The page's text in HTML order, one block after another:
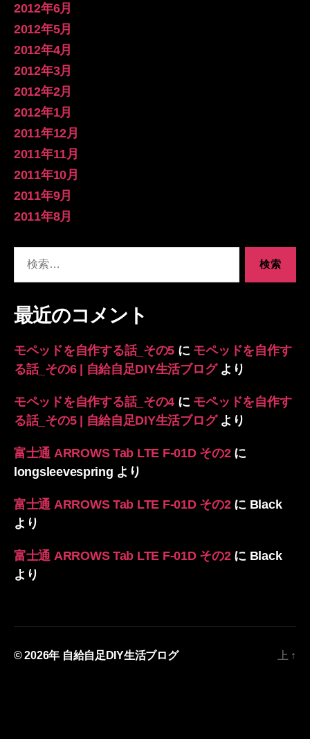
2012年6月
2012年5月
2012年4月
2012年3月
2012年2月
2012年1月
2011年12月
2011年11月
2011年10月
2011年9月
2011年8月
象:
最近のコメント
モペッドを自作する話_その5 に モペッドを自作す
る話_その6 | 自給自足DIY生活ブログより
モペッドを自作する話_その4 に モペッドを自作す
る話_その5 | 自給自足DIY生活ブログより
富士通 ARROWS Tab LTE F-01D その2に
longsleevespring より
富士通 ARROWS Tab LTE F-01D その2に Black
より
富士通 ARROWS Tab LTE F-01D その2に Black
より
© 2026年 自給自足DIY生活ブログ 上 ↑